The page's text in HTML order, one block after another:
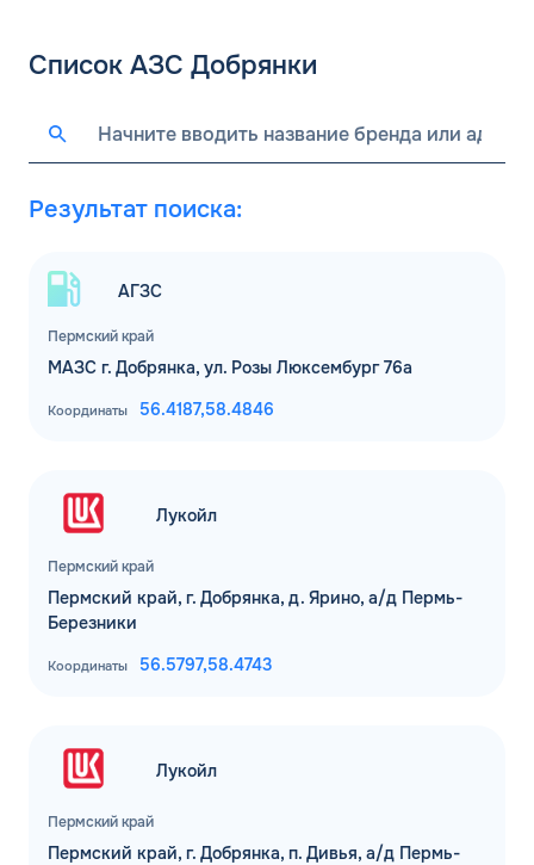
Список АЗС Добрянки
Результат поиска:
Пермский край
АГЗС
МАЗС г. Добрянка, ул. Розы Люксембург 76а
Координаты 56.4187,58.4846
Пермский край
Лукойл
Пермский край, г. Добрянка, д. Ярино, а/д Пермь-
Березники
Координаты 56.5797,58.4743
Пермский край
Лукойл
Пермский край, г. Добрянка, п. Дивья, а/д Пермь-